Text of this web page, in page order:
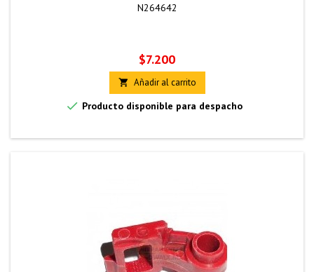
N264642
Precio
$7.200
 Añadir al carrito
 Producto disponible para despacho